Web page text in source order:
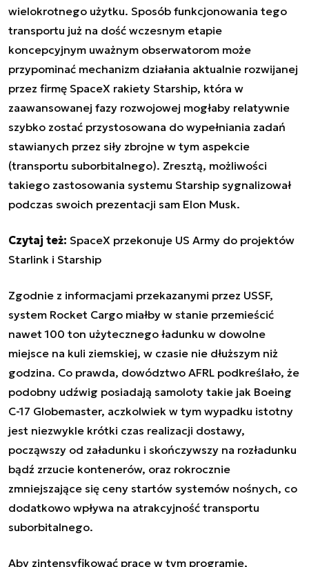
wielokrotnego użytku. Sposób funkcjonowania tego
transportu już na dość wczesnym etapie
koncepcyjnym uważnym obserwatorom może
przypominać mechanizm działania aktualnie rozwijanej
przez firmę SpaceX rakiety Starship, która w
zaawansowanej fazy rozwojowej mogłaby relatywnie
szybko zostać przystosowana do wypełniania zadań
stawianych przez siły zbrojne w tym aspekcie
(transportu suborbitalnego). Zresztą, możliwości
takiego zastosowania systemu Starship sygnalizował
podczas swoich prezentacji sam Elon Musk.
Czytaj też: SpaceX przekonuje US Army do projektów
Starlink i Starship
Zgodnie z informacjami przekazanymi przez USSF,
system Rocket Cargo miałby w stanie przemieścić
nawet 100 ton użytecznego ładunku w dowolne
miejsce na kuli ziemskiej, w czasie nie dłuższym niż
godzina. Co prawda, dowództwo AFRL podkreślało, że
podobny udźwig posiadają samoloty takie jak Boeing
C-17 Globemaster, aczkolwiek w tym wypadku istotny
jest niezwykle krótki czas realizacji dostawy,
począwszy od załadunku i skończywszy na rozładunku
bądź zrzucie kontenerów, oraz rokrocznie
zmniejszające się ceny startów systemów nośnych, co
dodatkowo wpływa na atrakcyjność transportu
suborbitalnego.
Aby zintensyfikować prace w tym programie,